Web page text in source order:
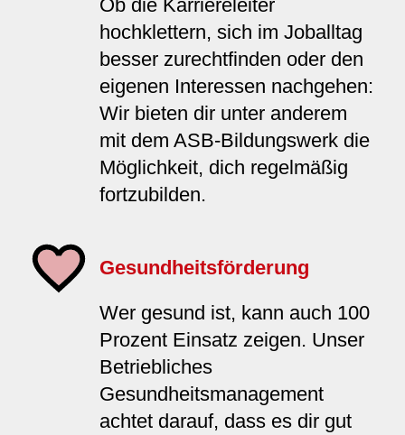
Ob die Karriereleiter
hochklettern, sich im Joballtag
besser zurechtfinden oder den
eigenen Interessen nachgehen:
Wir bieten dir unter anderem
mit dem ASB-Bildungswerk die
Möglichkeit, dich regelmäßig
fortzubilden.
Gesundheitsförderung
Wer gesund ist, kann auch 100
Prozent Einsatz zeigen. Unser
Betriebliches
Gesundheitsmanagement
achtet darauf, dass es dir gut